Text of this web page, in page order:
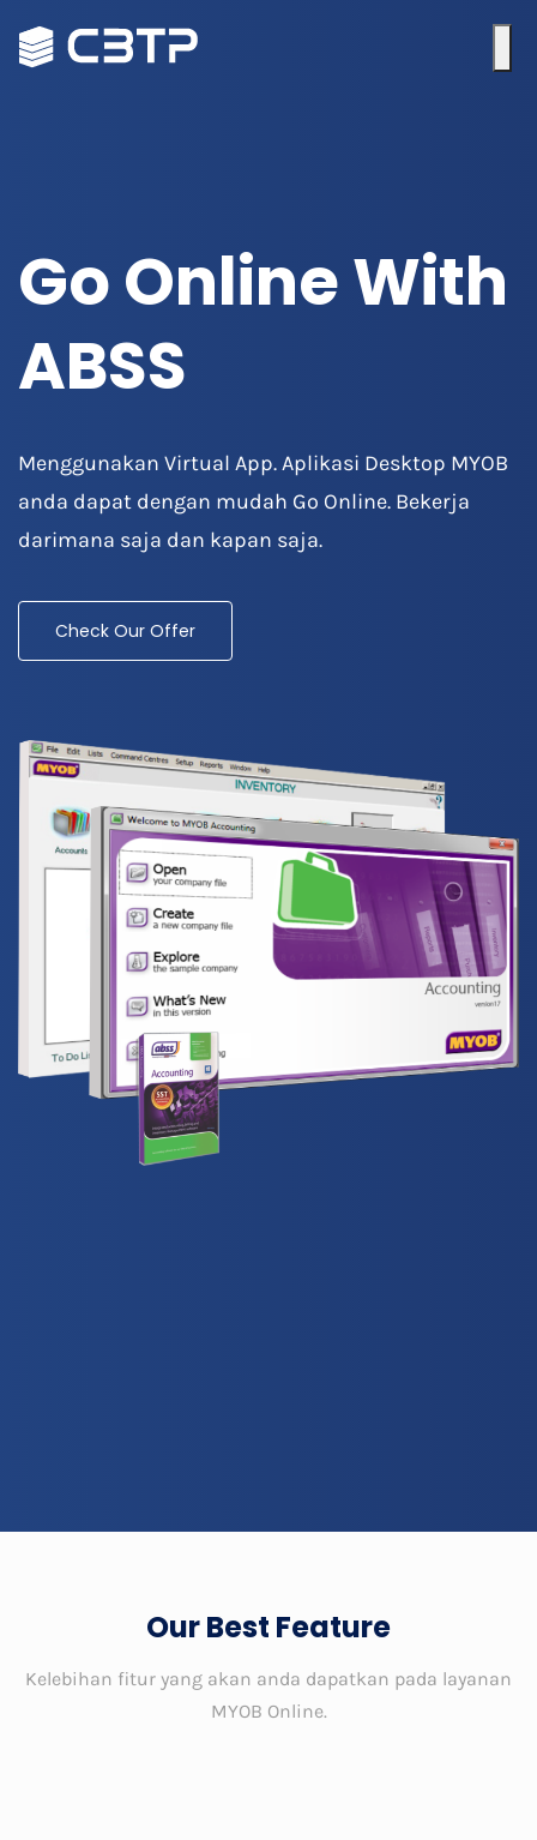
Go Online With
ABSS
Menggunakan Virtual App. Aplikasi Desktop MYOB
anda dapat dengan mudah Go Online. Bekerja
darimana saja dan kapan saja.
Check Our Offer
Our Best Feature
Kelebihan fitur yang akan anda dapatkan pada layanan
MYOB Online.